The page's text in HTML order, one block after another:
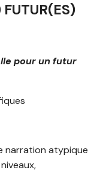
pour un futur
narration atypique